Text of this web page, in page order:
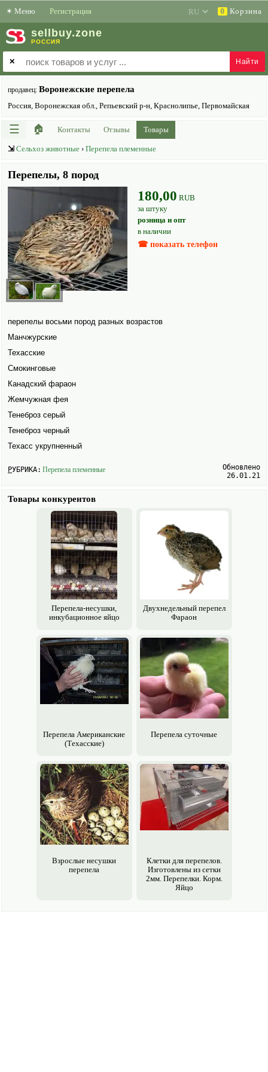
✶ Меню Регистрация 0 Корзина
sell buy.zone
РОССИЯ
✕
продавец: Воронежские перепела
Россия, Воронежская обл., Репьевский р-н, Краснолипье, Первомайская
☰ 🏠 Контакты Отзывы Товары
⇲ Сельхоз животные › Перепела племенные
Перепелы, 8 пород
180,00 RUB
за штуку
розница и опт
в наличии
☎ показать телефон
перепелы восьми пород разных возрастов
Манчжурские
Техасские
Смокинговые
Канадский фараон
Жемчужная фея
Тенеброз серый
Тенеброз черный
Техасс укрупненный
РУБРИКА: Перепела племенные
Обновлено
26.01.21
Товары конкурентов
Перепела-несушки,
инкубационное яйцо
Двухнедельный перепел
Фараон
Перепела Американские
(Техасские)
Перепела суточные
Взрослые несушки
перепела
Клетки для перепелов.
Изготовлены из сетки
2мм. Перепелки. Корм.
Яйцо